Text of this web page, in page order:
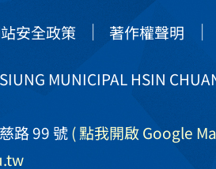
安全政策 著作權聲明
MUNICIPAL HSIN
路 99 號( 點我開啟 Google